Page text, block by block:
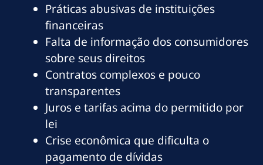
Práticas abusivas de instituições
financeiras
Falta de informação dos consumidores
sobre seus direitos
Contratos complexos e pouco
transparentes
Juros e tarifas acima do permitido por
lei
Crise econômica que dificulta o
pagamento de dívidas